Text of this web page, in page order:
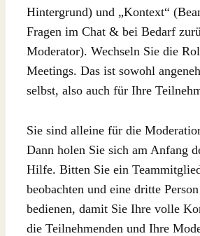
Hintergrund) und „Kontext“
Fragen im Chat & bei Bedarf
Moderator). Wechseln Sie die
Meetings. Das ist sowohl
selbst, also auch für Ihre
Sie sind alleine für die
Dann holen Sie sich am Anfang
Hilfe. Bitten Sie ein
beobachten und eine dritte
bedienen, damit Sie Ihre volle
die Teilnehmenden und Ihre